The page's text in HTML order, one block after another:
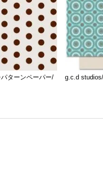
ターンペーパー/
g.c.d